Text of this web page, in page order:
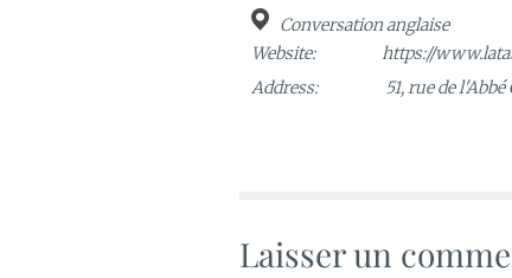
Conversation anglaise
Website:
https://
Address:
51, rue de
Laisser un